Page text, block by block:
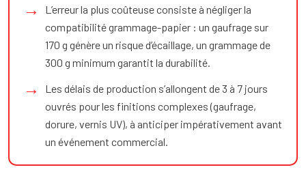
L’erreur la plus coûteuse consiste à négliger la
compatibilité grammage-papier : un gaufrage sur
170 g génère un risque d’écaillage, un grammage de
300 g minimum garantit la durabilité.
Les délais de production s’allongent de 3 à 7 jours
ouvrés pour les finitions complexes (gaufrage,
dorure, vernis UV), à anticiper impérativement avant
un événement commercial.